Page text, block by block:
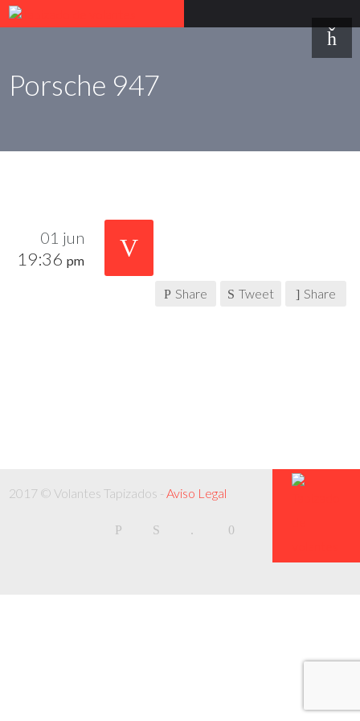
Porsche 947
01 jun
19:36 pm
Share Tweet Share
2017 © Volantes Tapizados -Aviso Legal